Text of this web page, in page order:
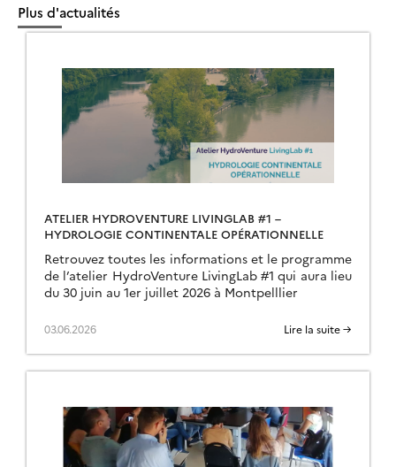
Plus d'actualités
ATELIER HYDROVENTURE LIVINGLAB #1 –
HYDROLOGIE CONTINENTALE OPÉRATIONNELLE
Retrouvez toutes les informations et le programme
de l’atelier HydroVenture LivingLab #1 qui aura lieu
du 30 juin au 1er juillet 2026 à Montpelllier
03.06.2026 Lire la suite →